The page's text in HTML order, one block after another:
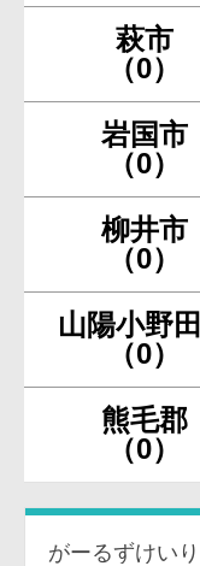
萩市
（0）
岩国市
（0）
柳井市
（0）
山陽小野
（0）
熊毛郡
（0）
がーるずけい